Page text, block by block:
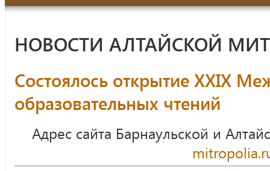
НОВОСТИ АЛТАЙСКОЙ
Состоялось открытие ХХIХ
образовательных чтений
Адрес сайта Барнаульской и